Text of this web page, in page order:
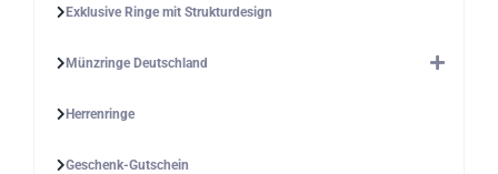
Exklusive Ringe mit Strukturdesign
Münzringe Deutschland
Herrenringe
Geschenk-Gutschein